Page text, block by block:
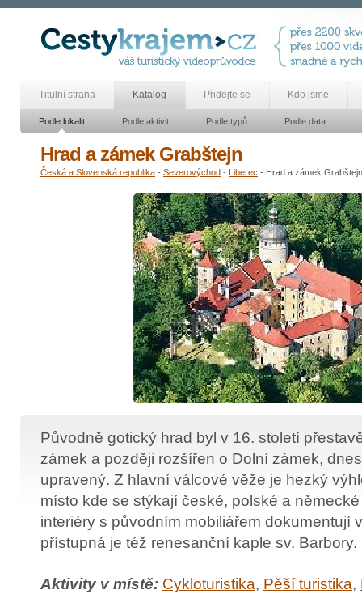
Titulní strana Katalog Přidejte se Kdo jsme
Podle lokalit Podle aktivit Podle typů Podle data
Hrad a zámek Grabštejn
Česká a Slovenská republika - Severovýchod - Liberec - Hrad a zámek Grabštejn
Původně gotický hrad byl v 16. století
zámek a později rozšířen o Dolní zámek,
upravený. Z hlavní válcové věže je hezký
místo kde se stýkají české, polské a
interiéry s původním mobiliářem dokumentují
přístupná je též renesanční kaple sv. Barbory.
Aktivity v místě: Cykloturistika, Pěší turistika,